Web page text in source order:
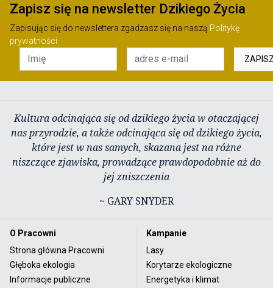
Zapisz się na newsletter Dzikiego Życia
Zapisując się do newslettera zgadzasz się na naszą Politykę
prywatności
Kultura odcinająca się od dzikiego życia w otaczającej
nas przyrodzie, a także odcinająca się od dzikiego życia,
które jest w nas samych, skazana jest na różne
niszczące zjawiska, prowadzące prawdopodobnie aż do
jej zniszczenia
~ GARY SNYDER
O Pracowni
Strona główna Pracowni
Głęboka ekologia
Informacje publiczne
Kampanie
Lasy
Korytarze ekologiczne
Energetyka i klimat